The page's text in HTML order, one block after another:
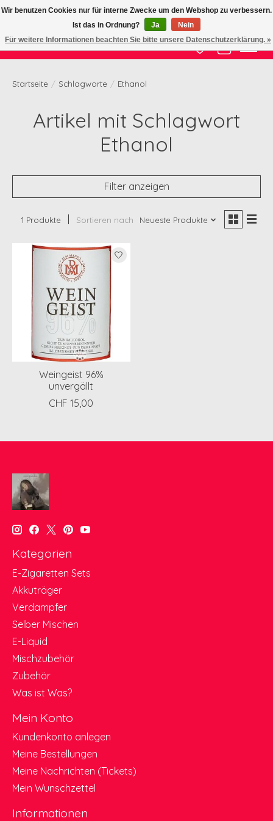
Zertifizierte Qualität zu fairem Preis
Wunschzettel
Ihr
Startseite / Schlagworte / Ethanol
Artikel mit Schlagwort
Ethanol
Filter anzeigen
1 Produkte Sortieren nach Neueste Produkte
Weingeist 96%
unvergällt
CHF 15,00
Kategorien
E-Zigaretten Sets
Akkuträger
Verdampfer
Selber Mischen
E-Liquid
Mischzubehör
Zubehör
Was ist Was?
Mein Konto
Kundenkonto anlegen
Meine Bestellungen
Meine Nachrichten (Tickets)
Mein Wunschzettel
Informationen
Wir benutzen Cookies nur für interne Zwecke um den Webshop zu verbessern.
Ist das in Ordnung?
Ja
Nein
Für weitere Informationen beachten Sie bitte unsere Datenschutzerklärung. »